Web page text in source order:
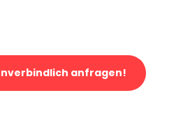
anfragen!